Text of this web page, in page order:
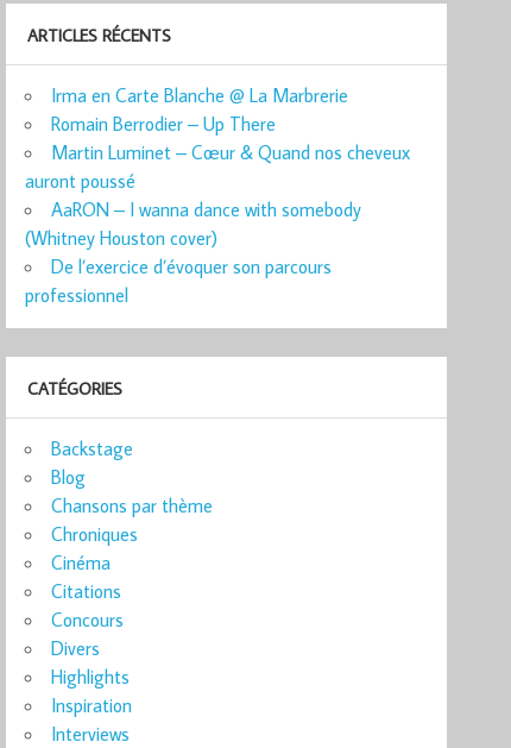
ARTICLES RÉCENTS
Irma en Carte Blanche @ La Marbrerie
Romain Berrodier – Up There
Martin Luminet – Cœur & Quand nos cheveux
auront poussé
AaRON – I wanna dance with somebody
(Whitney Houston cover)
De l’exercice d’évoquer son parcours
professionnel
CATÉGORIES
Backstage
Blog
Chansons par thème
Chroniques
Cinéma
Citations
Concours
Divers
Highlights
Inspiration
Interviews